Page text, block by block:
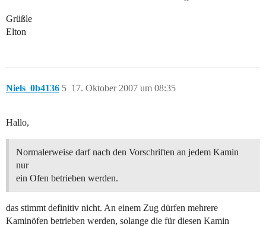
Grüßle
Elton
Niels_0b4136 17. Oktober 2007 um 08:35
5
Hallo,
Normalerweise darf nach den Vorschriften an jedem Kamin
nur
ein Ofen betrieben werden.
das stimmt definitiv nicht. An einem Zug dürfen mehrere
Kaminöfen betrieben werden, solange die für diesen Kamin